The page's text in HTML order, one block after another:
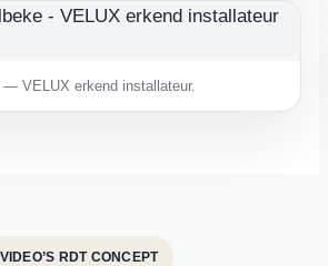
— VELUX erkend installateur.
VIDEO’S RDT CONCEPT